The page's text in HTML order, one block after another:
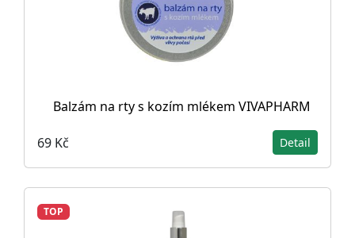
Balzám na rty s kozím mlékem VIVAPHARM
69 Kč Detail
TOP